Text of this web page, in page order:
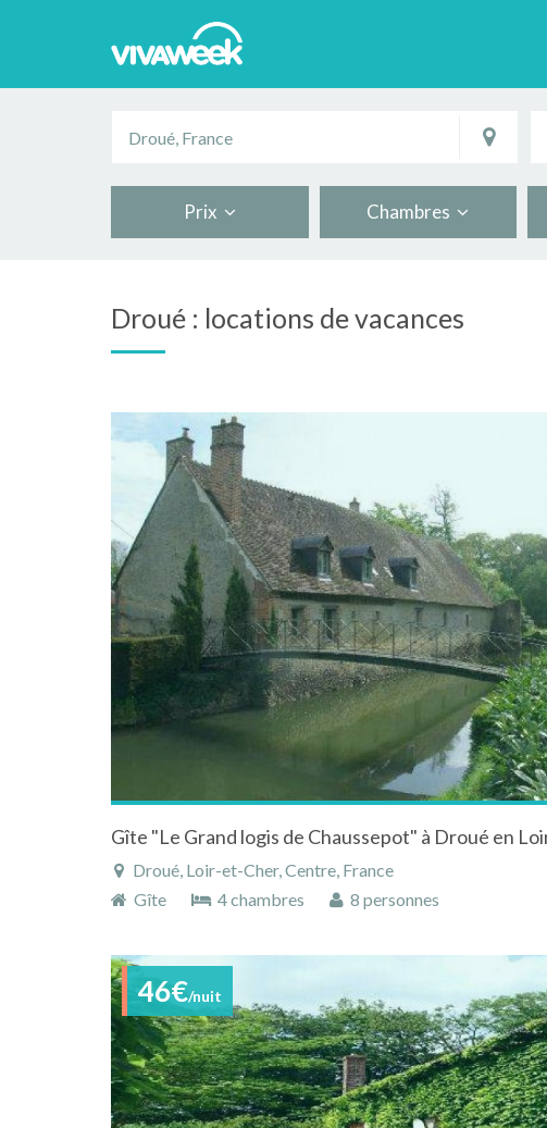
Prix Chambres
Droué : locations de vacances
Droué, Loir-et-Cher, Centre, France
Gîte
4 chambres 8 personnes
46€/nuit